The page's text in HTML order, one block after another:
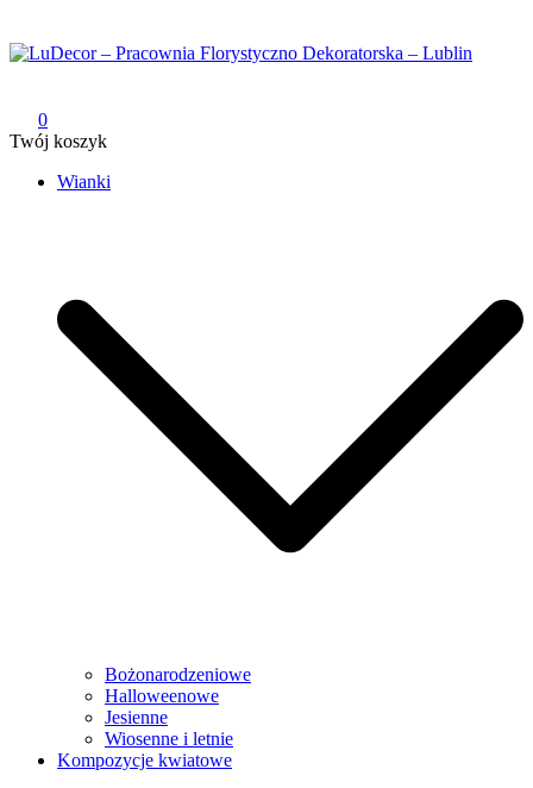
do
treści
0
Twój koszyk
Wianki
Bożonarodzeniowe
Halloweenowe
Jesienne
Wiosenne i letnie
Kompozycje kwiatowe